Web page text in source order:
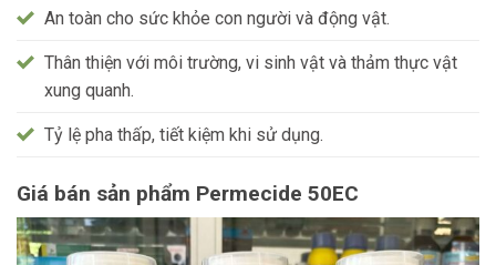
An toàn cho sức khỏe con người và động vật.
Thân thiện với môi trường, vi sinh vật và thảm thực vật
xung quanh.
Tỷ lệ pha thấp, tiết kiệm khi sử dụng.
Giá bán sản phẩm Permecide 50EC